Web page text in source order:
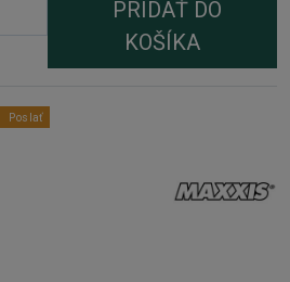
PRIDAŤ DO
KOŠÍKA
Poslať